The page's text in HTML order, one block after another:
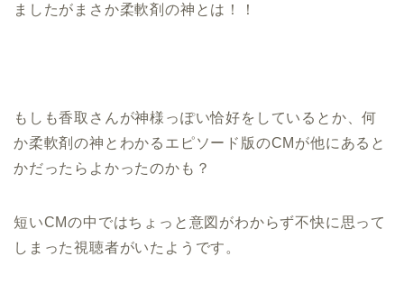
ましたがまさか柔軟剤の神とは！！
もしも香取さんが神様っぽい恰好をしているとか、何
か柔軟剤の神とわかるエピソード版のCMが他にあると
かだったらよかったのかも？
短いCMの中ではちょっと意図がわからず不快に思って
しまった視聴者がいたようです。